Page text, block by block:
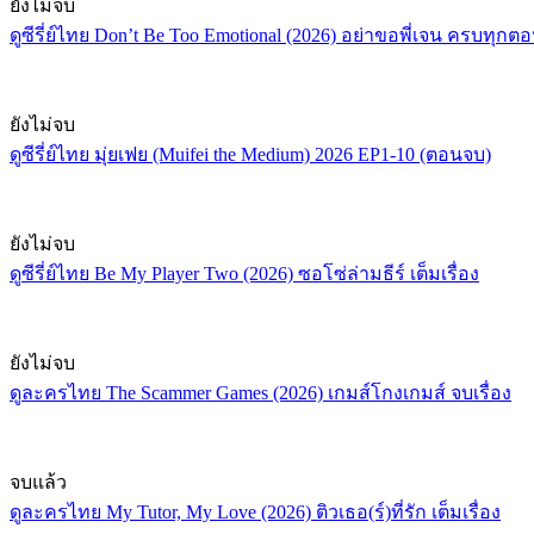
ยังไม่จบ
ดูซีรี่ย์ไทย Don’t Be Too Emotional (2026) อย่าขอพี่เจน ครบทุกต
ยังไม่จบ
ดูซีรี่ย์ไทย มุ่ยเฟย (Muifei the Medium) 2026 EP1-10 (ตอนจบ)
ยังไม่จบ
ดูซีรี่ย์ไทย Be My Player Two (2026) ซอโซ่ล่ามธีร์ เต็มเรื่อง
ยังไม่จบ
ดูละครไทย The Scammer Games (2026) เกมส์โกงเกมส์ จบเรื่อง
จบแล้ว
ดูละครไทย My Tutor, My Love (2026) ติวเธอ(ร์)ที่รัก เต็มเรื่อง